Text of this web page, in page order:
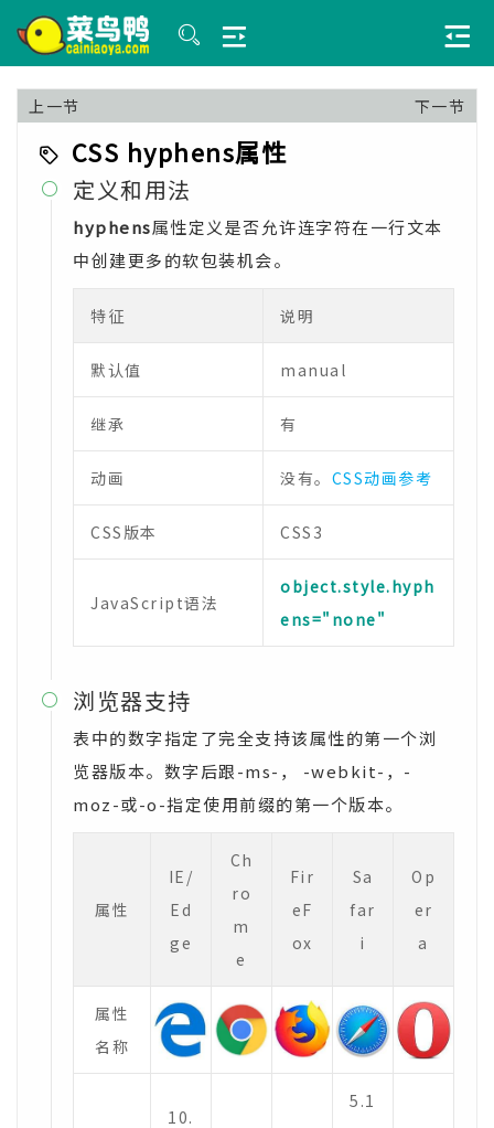
上一节 下一节
CSS hyphens属性
 定义和用法
hyphens属性定义是否允许连字符在一行文本
中创建更多的软包装机会。
特征 说明
默认值 manual
继承 有
动画 没有。 CSS动画参考
CSS版本 CSS3
JavaScript语法
object.style.hyph
ens="none"
 浏览器支持
表中的数字指定了完全支持该属性的第一个浏
览器版本。数字后跟-ms-， -webkit-，-
moz-或-o-指定使用前缀的第一个版本。
属性
IE/
Ed
ge
Ch
ro
m
e
Fir
eF
ox
Sa
far
i
Op
er
a
属性
名称
10.
5.1